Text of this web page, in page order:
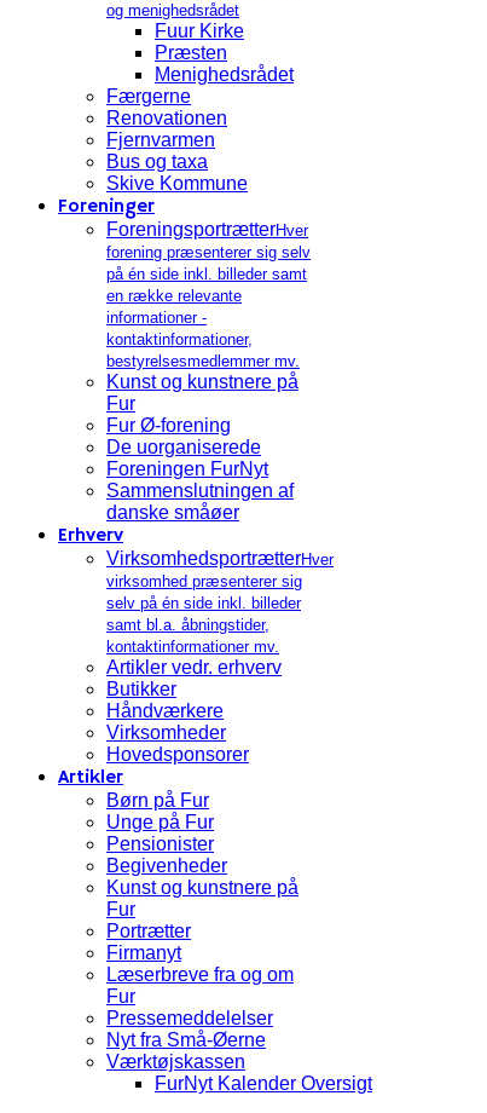
og menighedsrådet
Fuur Kirke
Præsten
Menighedsrådet
Færgerne
Renovationen
Fjernvarmen
Bus og taxa
Skive Kommune
Foreninger
ForeningsportrætterHver
forening præsenterer sig selv
på én side inkl. billeder samt
en række relevante
informationer -
kontaktinformationer,
bestyrelsesmedlemmer mv.
Kunst og kunstnere på
Fur
Fur Ø-forening
De uorganiserede
Foreningen FurNyt
Sammenslutningen af
danske småøer
Erhverv
VirksomhedsportrætterHver
virksomhed præsenterer sig
selv på én side inkl. billeder
samt bl.a. åbningstider,
kontaktinformationer mv.
Artikler vedr. erhverv
Butikker
Håndværkere
Virksomheder
Hovedsponsorer
Artikler
Børn på Fur
Unge på Fur
Pensionister
Begivenheder
Kunst og kunstnere på
Fur
Portrætter
Firmanyt
Læserbreve fra og om
Fur
Pressemeddelelser
Nyt fra Små-Øerne
Værktøjskassen
FurNyt Kalender Oversigt